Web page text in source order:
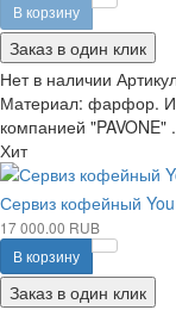
В корзину
Заказ в один клик
Нет в наличии
Материал: фарфор.
компанией "PAVONE"
Хит
Сервиз кофейный
17 000.00 RUB
В корзину
Заказ в один клик